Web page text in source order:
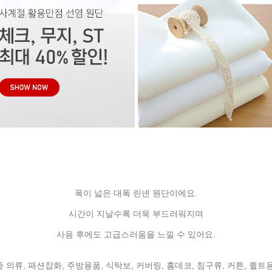
폭이 넓은 대폭 린넨 원단이에요.
시간이 지날수록 더욱 부드러워지며
사용 후에도 고급스러움을 느낄 수 있어요.
의류, 패션잡화, 주방용품, 식탁보, 커버링, 홈데코, 침구류, 커튼, 퀼트